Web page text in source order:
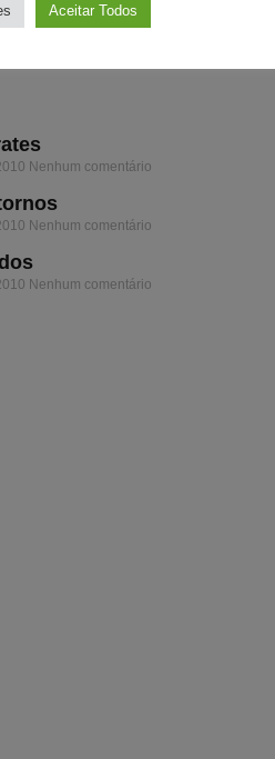
Nenhum comentário
Nenhum comentário
Nenhum comentário
Aceitar Todos